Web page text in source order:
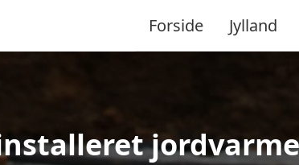
Forside Jylland